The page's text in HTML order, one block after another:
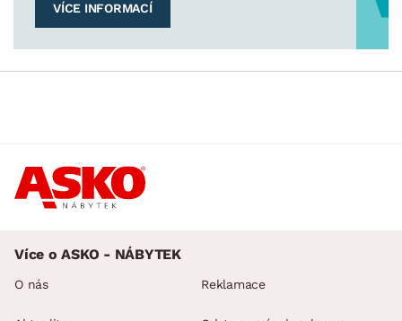
VÍCE INFORMACÍ
Více o ASKO - NÁBYTEK
O nás Reklamace